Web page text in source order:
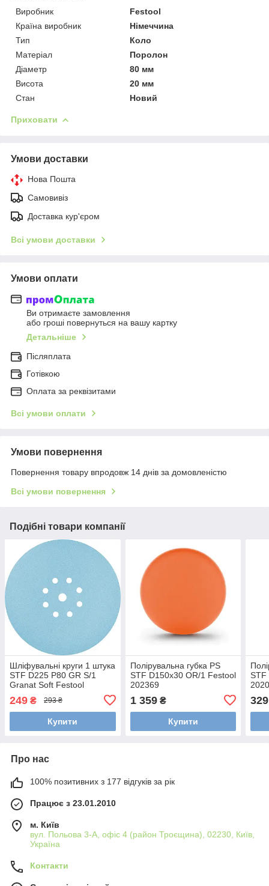
Виробник
Festool
Країна виробник
Німеччина
Тип
Коло
Матеріал
Поролон
Діаметр
80 мм
Висота
20 мм
Стан
Новий
Приховати
Умови доставки
Нова Пошта
Самовивіз
Доставка кур'єром
Всі умови доставки
Умови оплати
Ви отримаєте замовлення
або гроші повернуться на вашу картку
Детальніше
Післяплата
Готівкою
Оплата за реквізитами
Всі умови оплати
Умови повернення
Повернення товару впродовж 14 днів за домовленістю
Всі умови повернення
Подібні товари компанії
Шліфувальні круги 1 штука
STF D225 P80 GR S/1
Granat Soft Festool
249 ₴ 293 ₴
Купити
Полірувальна губка PS
STF D150x30 OR/1 Festool
202369
1 359₴
Купити
STF
329
Про нас
100% позитивних з 177 відгуків за рік
Працює з 23.01.2010
м. Київ
вул. Польова 3-А, офіс 4 (район Троєщина), 02230, Київ,
Україна
Контакти